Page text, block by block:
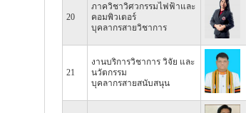
20
ภาควิชาวิศวกรรมไฟฟ้าและ
คอมพิวเตอร์
บุคลากรสายวิชาการ
21
งานบริการวิชาการ วิจัย และ
นวัตกรรม
บุคลากรสายสนับสนุน